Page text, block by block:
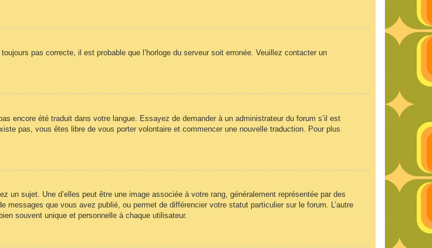
pas correcte, il est probable que l’horloge du serveur soit erronée. Veuillez contacter un
encore été traduit dans votre langue. Essayez de demander à un administrateur du forum s’il est
pas, vous êtes libre de vous porter volontaire et commencer une nouvelle traduction. Pour plus
un sujet. Une d’elles peut être une image associée à votre rang, généralement représentée par des
que vous avez publié, ou permet de différencier votre statut particulier sur le forum. L’autre
souvent unique et personnelle à chaque utilisateur.